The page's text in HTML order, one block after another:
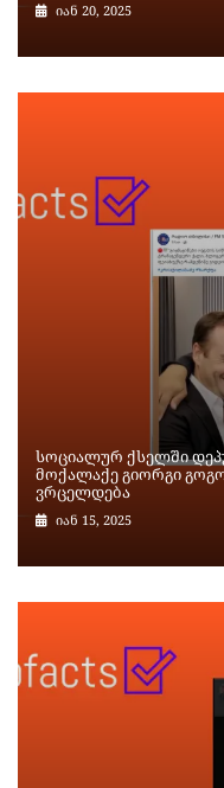
იან 20, 2025
სოციალურ ქსელში
მოქალაქე გიორგი
ვრცელდება
იან 15, 2025